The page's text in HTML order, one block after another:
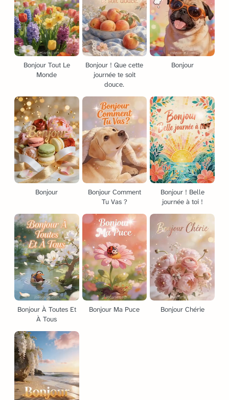
Bonjour Tout Le
Monde
Bonjour ! Que cette
journée te soit
douce.
Bonjour
Bonjour
Bonjour Comment
Tu Vas ?
Bonjour ! Belle
journée à toi !
Bonjour À Toutes Et
À Tous
Bonjour Ma Puce Bonjour Chérie